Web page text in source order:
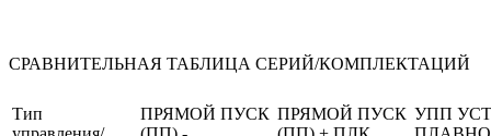
СРАВНИТЕЛЬНАЯ ТАБЛИЦА СЕРИЙ/КОМПЛЕКТАЦИЙ
Тип
ПРЯМОЙ ПУСК ПРЯМОЙ ПУСК УПП